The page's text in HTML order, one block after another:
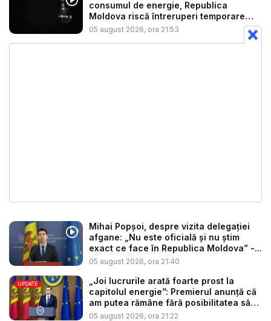
consumul de energie, Republica
Moldova riscă întreruperi temporare
de...
05 august 2026, ora 21:53
Mihai Popșoi, despre vizita delegației
afgane: „Nu este oficială și nu știm
exact ce face în Republica Moldova” -...
05 august 2026, ora 21:40
UPDATE
„Joi lucrurile arată foarte prost la
capitolul energie”: Premierul anunță că
am putea rămâne fără posibilitatea să
c...
05 august 2026, ora 21:22